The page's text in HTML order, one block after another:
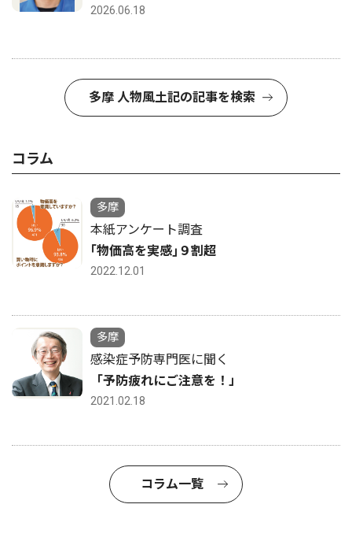
2026.06.18
多摩 人物風土記の記事を検索
コラム
多摩
本紙アンケート調査
｢物価高を実感｣９割超
2022.12.01
多摩
感染症予防専門医に聞く
「予防疲れにご注意を！」
2021.02.18
コラム一覧